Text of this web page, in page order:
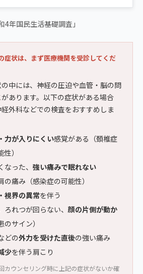
年国民生活基礎調査」
症状は、まず医療機関を受診してくだ
中には、神経の圧迫や血管・脳の問
あります。以下の症状がある場合
外科などでの検査をおすすめしま
力が入りにくい感覚がある（頚椎症
）
った、 強い痛みで眠れない
の痛み（感染症の可能性）
視界の異常を伴う
ろれつが回らない、顔の片側が動か
のサイン）
どの外力を受けた直後の強い痛み
少を伴う肩こり
カウンセリング時に上記の症状がないか確